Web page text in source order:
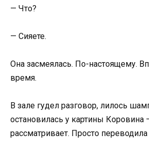
— Что?
— Сияете.
Она засмеялась. По-настоящему.
время.
В зале гудел разговор, лилось
остановилась у картины Коровина
рассматривает. Просто переводила